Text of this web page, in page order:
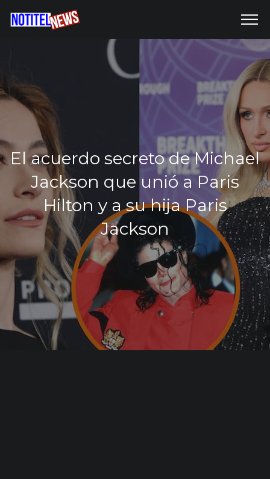
El acuerdo secreto de Michael
Jackson que unió a Paris
Hilton y a su hija Paris
Jackson